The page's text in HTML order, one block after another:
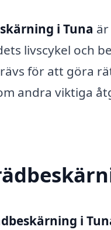
i Tuna
livscykel och
för att göra
andra viktiga
i